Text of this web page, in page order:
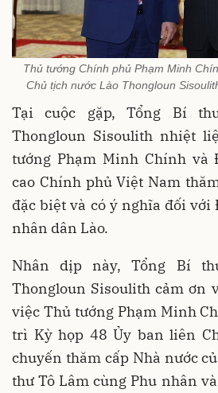
Thủ tướng Chính phủ Phạm Minh
Chủ tịch nước Lào Thongloun
Tại cuộc gặp, Tổng Bí
Thongloun Sisoulith nhiệt
tướng Phạm Minh Chính và
cao Chính phủ Việt Nam
đặc biệt và có ý nghĩa đối với
nhân dân Lào.
Nhân dịp này, Tổng Bí
Thongloun Sisoulith cảm ơn
việc Thủ tướng Phạm Minh
trì Kỳ họp 48 Ủy ban liên
chuyến thăm cấp Nhà nước
thư Tô Lâm cùng Phu nhân